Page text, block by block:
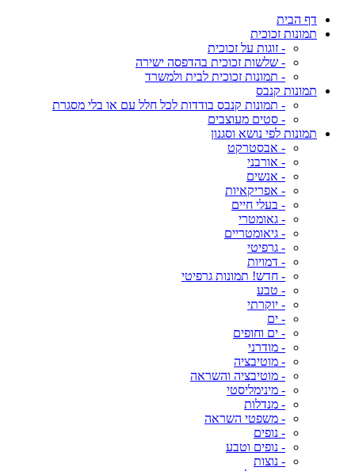
דף הבית
תמונות זכוכית
- זוגות על זכוכית
- שלשות זכוכית בהדפסה ישירה
- תמונות זכוכית לבית ולמשרד
תמונות קנבס
- תמונות קנבס בודדות לכל חלל עם או בלי מסגרת
- סטים מעוצבים
תמונות לפי נושא וסגנון
- אבסטרקט
- אורבני
- אנשים
- אפריקאיות
- בעלי חיים
- גאומטרי
- גיאומטריים
- גרפיטי
- דמויות
- חדש! תמונות גרפיטי
- טבע
- יוקרתי
- ים
- ים וחופים
- מודרני
- מוטיבציה
- מוטיבציה והשראה
- מינימליסטי
- מנדלות
- משפטי השראה
- נופים
- נופים וטבע
- נוצות